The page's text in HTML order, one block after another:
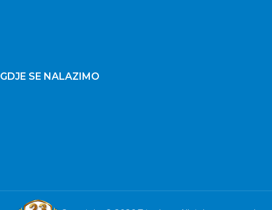
GDJE SE NALAZIMO